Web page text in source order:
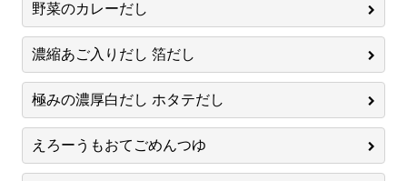
野菜のカレーだし
濃縮あご入りだし 箔だし
極みの濃厚白だし ホタテだし
えろーうもおてごめんつゆ